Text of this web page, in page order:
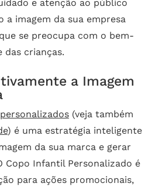
e atenção ao público
a imagem da sua empresa
se preocupa com o bem-
das crianças.
a Imagem
(veja também
) é uma estratégia inteligente
da sua marca e gerar
Copo Infantil Personalizado é
para ações promocionais,